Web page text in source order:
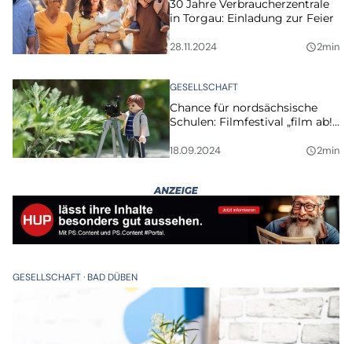
30 Jahre Verbraucherzentrale
in Torgau: Einladung zur Feier
28.11.2024 query_builder2min
GESELLSCHAFT
Chance für nordsächsische
Schulen: Filmfestival „film ab!”
18.09.2024 query_builder2min
GESELLSCHAFT BAD DÜBEN